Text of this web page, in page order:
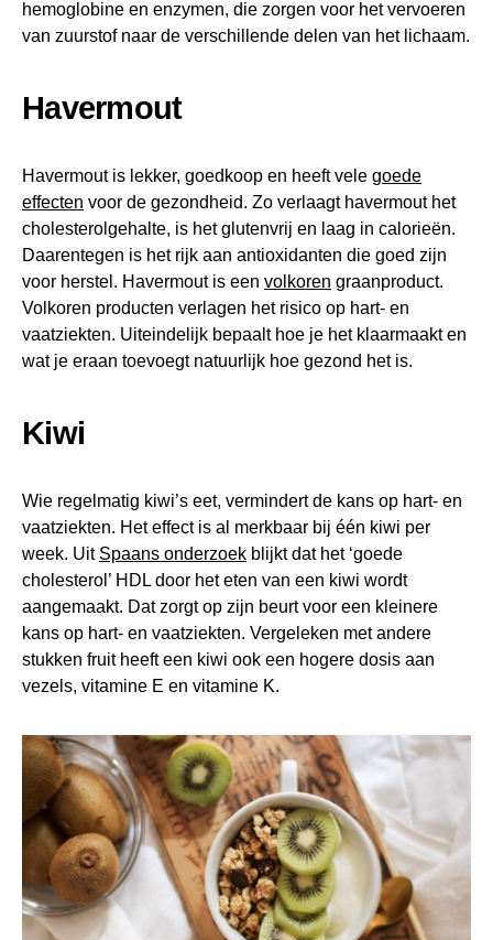
hemoglobine en enzymen, die zorgen voor het vervoeren
van zuurstof naar de verschillende delen van het lichaam.
Havermout
Havermout is lekker, goedkoop en heeft vele goede
effecten voor de gezondheid. Zo verlaagt havermout het
cholesterolgehalte, is het glutenvrij en laag in calorieën.
Daarentegen is het rijk aan antioxidanten die goed zijn
voor herstel. Havermout is een volkoren graanproduct.
Volkoren producten verlagen het risico op hart- en
vaatziekten. Uiteindelijk bepaalt hoe je het klaarmaakt en
wat je eraan toevoegt natuurlijk hoe gezond het is.
Kiwi
Wie regelmatig kiwi’s eet, vermindert de kans op hart- en
vaatziekten. Het effect is al merkbaar bij één kiwi per
week. Uit Spaans onderzoek blijkt dat het ‘goede
cholesterol’ HDL door het eten van een kiwi wordt
aangemaakt. Dat zorgt op zijn beurt voor een kleinere
kans op hart- en vaatziekten. Vergeleken met andere
stukken fruit heeft een kiwi ook een hogere dosis aan
vezels, vitamine E en vitamine K.